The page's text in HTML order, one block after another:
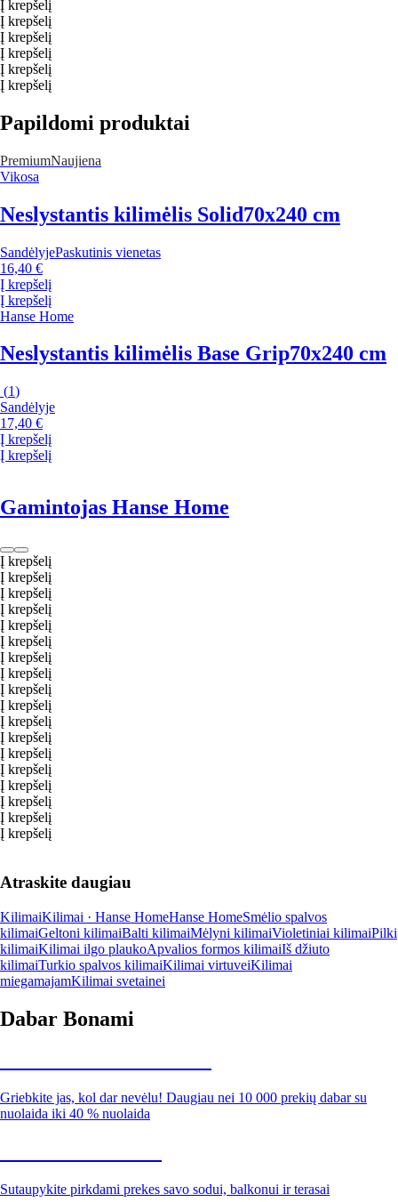
Į krepšelį
Į krepšelį
Į krepšelį
Į krepšelį
Į krepšelį
Į krepšelį
Papildomi produktai
PremiumNaujiena
Vikosa
Neslystantis kilimėlis Solid70x240 cm
SandėlyjePaskutinis vienetas
16,40 €
Į krepšelį
Į krepšelį
Hanse Home
Neslystantis kilimėlis Base Grip70x240 cm
(1)
Sandėlyje
17,40 €
Į krepšelį
Į krepšelį
Gamintojas Hanse Home
Į krepšelį
Į krepšelį
Į krepšelį
Į krepšelį
Į krepšelį
Į krepšelį
Į krepšelį
Į krepšelį
Į krepšelį
Į krepšelį
Į krepšelį
Į krepšelį
Į krepšelį
Į krepšelį
Į krepšelį
Į krepšelį
Į krepšelį
Į krepšelį
Atraskite daugiau
KilimaiKilimai · Hanse HomeHanse HomeSmėlio spalvos
kilimaiGeltoni kilimaiBalti kilimaiMėlyni kilimaiVioletiniai kilimaiPilki
kilimaiKilimai ilgo plaukoApvalios formos kilimaiIš džiuto
kilimaiTurkio spalvos kilimaiKilimai virtuveiKilimai
miegamajamKilimai svetainei
Dabar Bonami
Griebkite jas, kol dar nevėlu! Daugiau nei 10 000 prekių dabar su
nuolaida iki 40 % nuolaida
Sutaupykite pirkdami prekes savo sodui, balkonui ir terasai